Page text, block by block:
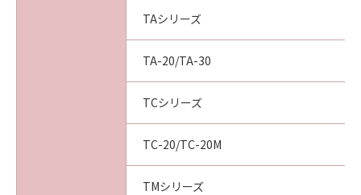
(4) 以上が、「本ソフトウエア」に関するキヤノ
及び販売店のすべての責任であり、お客様の唯
一の救済です。
お客様は、日本国政府または関連する外国政府
より必要な認可等を得ることなしに「本ソフト
ウエア」の全部または一部を、直接または間接
に輸出してはなりません。
TAシリーズ
TA-20/TA-30
TCシリーズ
TC-20/TC-20M
TMシリーズ